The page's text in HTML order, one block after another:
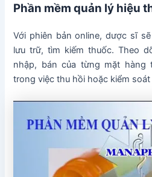
Phần mềm quản lý hiệu
Với phiên bản online, dược sĩ
lưu trữ, tìm kiếm thuốc. Theo
nhập, bán của từng mặt hàng
trong việc thu hồi hoặc kiểm